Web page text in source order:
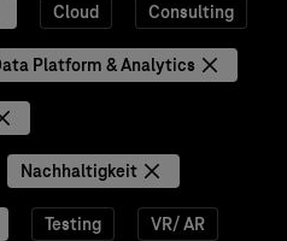
Cloud Consulting
Platform & Analytics
Nachhaltigkeit
Testing VR/ AR